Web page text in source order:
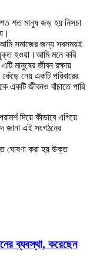
শত শত মানুষ জড় হয় নিসচা
সমাজের জন্য সবসময়ই
হওয়া।আমি মনে করি
মানুষের জীবন রক্ষায়
নেয় একটি পরিবারের
একটি জীবনও বাঁচাতে পারি
দিয়ে কীভাবে এগিয়ে
জানা এই সংগঠনের
ঘোষণা করা হয় উক্ত
ব্যবস্থা, করেছেন